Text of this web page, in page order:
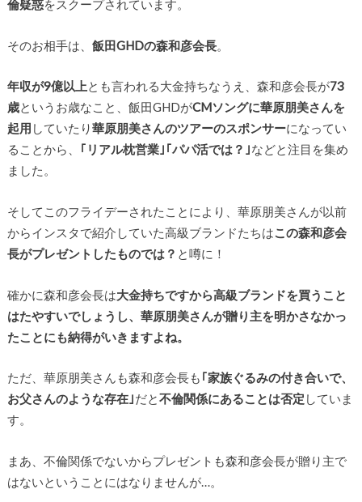
倫疑惑をスクープされています。
そのお相手は、 飯田GHDの森和彦会長。
年収が9億以上とも言われる大金持ちなうえ、森和彦会長が73
歳というお歳なこと、飯田GHDがCMソングに華原朋美さんを
起用 していたり華原朋美さんのツアーのスポンサーになってい
ることから、
｢リアル枕営業｣｢パパ活では？｣などと注目を集め
ました。
そしてこのフライデーされたことにより、華原朋美さんが以前
からインスタで紹介していた高級ブランドたちはこの森和彦会
長がプレゼントしたものでは？ と噂に！
確かに森和彦会長は大金持ちですから高級ブランドを買うこと
はたやすいでしょうし、華原朋美さんが贈り主を明かさなかっ
た ことにも納得がいきますよね。
ただ、華原朋美さんも森和彦会長も ｢家族ぐるみの付き合いで、
お父さんのような存在｣だと不倫関係にあることは否定 していま
す。
まあ、不倫関係でないからプレゼントも森和彦会長が贈り主で
はないということにはなりませんが…。